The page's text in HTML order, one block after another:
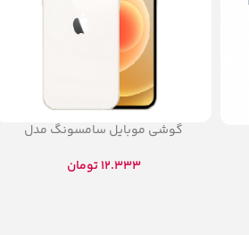
گوشی موبایل سامسونگ مدل
12.333 تومان